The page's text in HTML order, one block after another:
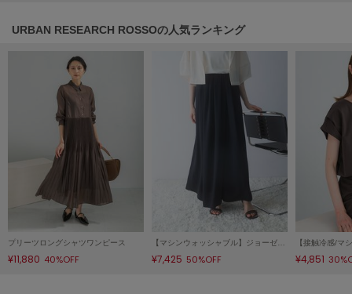
スナイデル ホーム
SOMEWHERE BUTTER.
サムウェアバター
SORIN
ソリン
Stylevoice for xxx
スタイルヴォイスフォー
URBAN RESEARCH ROSSOの人気ランキング
プリーツロングシャツワンピース
¥11,880 40%OFF ¥7,425 50%OFF ¥4,851